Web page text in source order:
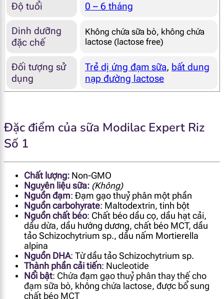
Độ tuổi 0 – 6 tháng
Dinh dưỡng
đặc chế
Không chứa sữa bò, không chứa
lactose (lactose free)
Đối tượng sử
dụng
Trẻ dị ứng đạm sữa, bất dung
nạp đường lactose
Đặc điểm của sữa Modilac Expert Riz
Số 1
Chất lượng: Non-GMO
Nguyên liệu sữa: (Không)
Nguồn đạm: Đạm gạo thuỷ phân một phần
Nguồn carbohyrate: Maltodextrin, tinh bột
Nguồn chất béo: Chất béo dầu cọ, dầu hạt cải,
dầu dừa, dầu hướng dương, chất béo MCT, dầu
tảo Schizochytrium sp., dầu nấm Mortierella
alpina
Nguồn DHA: Từ dầu tảo Schizochytrium sp.
Thành phần cải tiến: Nucleotide
Nổi bật: Chứa đạm gạo thuỷ phân thay thế cho
đạm sữa bò, không chứa lactose, được bổ sung
chất béo MCT